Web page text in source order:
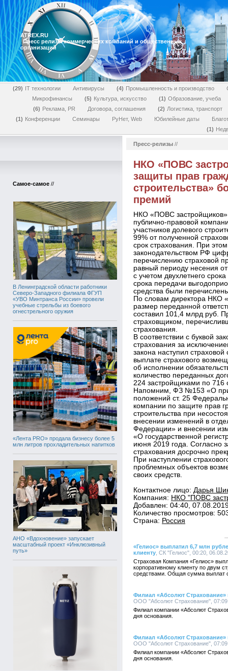
ATREX.RU
Пресс релизы коммерческих компаний и общественных
организаций
29 IT технологии Антивирусы 4 Промышленность и производство
Микрофинансы
5 Культура, искусство 1
Образование, учеба
6
Реклама, PR Договора, соглашения 2
Логистика, транспорт
1
Конференции Семинары РуНет, Web Юбилейные даты
1
Самое-самое //
В Ленинградской области работники
Северо-Западного филиала ФГУП
«УВО Минтранса России» провели
учебные стрельбы из боевого
огнестрельного оружия
«Лента PRO» продала бизнесу более 5
млн литров прохладительных напитков
АНО «Вдохновение» запускает
масштабный проект «Инклюзивный
путь»
Пресс-релизы //
НКО «ПОВС
защиты прав
строительства»
премий
НКО «ПОВС
публично-правовой
участников долевого
99% от полученной
срок страхования. При
законодательством РФ
перечислению страховой
равный периоду несения
с учетом двухлетнего
срока передачи
средства были
По словам директора НКО
размер переданной
составил 101,4 млрд руб.
страховщиком,
страхования.
В соответствии с буквой
страхования за
закона наступил
выплате страхового
об исполнении
количество переданных
224 застройщиками по 716
Напомним, ФЗ №153 «О
положений ст. 25
компании по защите прав
строительства при
внесении изменений в
Федерации» и внесении
«О государственной
июня 2019 года. Согласно
страхования досрочно
При наступлении
проблемных объектов
своих средств.
Контактное лицо: Дарья
Компания: НКО "ПОВС
Добавлен: 04:40,
Количество просмотров:
Страна: Россия
«Гелиос» выплатил 6,7 млн
клиенту , СК "Гелиос", 00:20,
Страховая Компания «Гелиос»
корпоративному клиенту по двум
средствами. Общая сумма выплат
Филиал «Абсолют Страхование»
ООО "Абсолют Страхование",
Филиал компании «Абсолют
дня основания.
Филиал «Абсолют Страхование»
ООО "Абсолют Страхование",
Филиал компании «Абсолют
дня основания.